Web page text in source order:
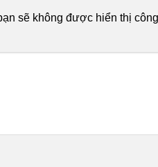
sẽ không được hiển thị